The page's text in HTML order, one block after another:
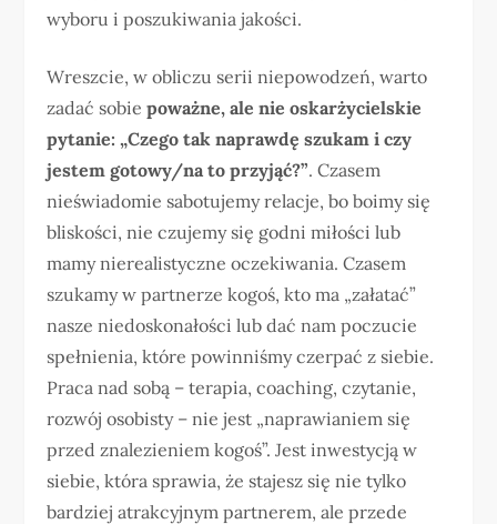
wyboru i poszukiwania jakości.
Wreszcie, w obliczu serii niepowodzeń, warto
zadać sobiepoważne, ale nie oskarżycielskie
pytanie: „Czego tak naprawdę szukam i czy
jestem gotowy/na to przyjąć?”. Czasem
nieświadomie sabotujemy relacje, bo boimy się
bliskości, nie czujemy się godni miłości lub
mamy nierealistyczne oczekiwania. Czasem
szukamy w partnerze kogoś, kto ma „załatać”
nasze niedoskonałości lub dać nam poczucie
spełnienia, które powinniśmy czerpać z siebie.
Praca nad sobą – terapia, coaching, czytanie,
rozwój osobisty – nie jest „naprawianiem się
przed znalezieniem kogoś”. Jest inwestycją w
siebie, która sprawia, że stajesz się nie tylko
bardziej atrakcyjnym partnerem, ale przede